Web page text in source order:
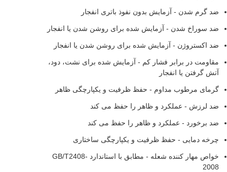
ضد گرم شدن - آزمایش بدون نفوذ باتری انفجار
ضد سوراخ شدن - آزمایش شده برای روشن شدن یا انفجار
ضد اکستروژن - آزمایش شده برای روشن شدن یا انفجار
مقاومت در برابر فشار کم - آزمایش شده برای نشت، دود،
آتش گرفتن یا انفجار
گرمای مرطوب مداوم - حفظ ظرفیت و یکپارچگی ظاهر
ضد لرزش - عملکرد و ظاهر را حفظ می کند
ضد برخورد - عملکرد و ظاهر را حفظ می کند
چرخه دمایی - حفظ ظرفیت و یکپارچگی ساختاری
خواص مهار کننده شعله - مطابق با استاندارد GB/T2408-
2008